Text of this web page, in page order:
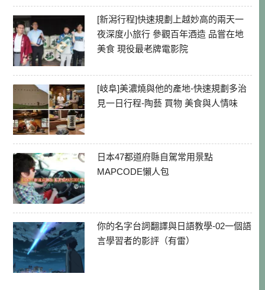
[新潟行程]快速規劃上越妙高的兩天一
夜深度小旅行 參觀百年酒造 品嘗在地
美食 現役最老牌電影院
[岐阜]美濃燒與他的產地-快速規劃多治
見一日行程-陶藝 買物 美食與人情味
日本47都道府縣自駕常用景點
MAPCODE懶人包
你的名字台詞翻譯與日語教學-02一個語
言學習者的影評（有雷）